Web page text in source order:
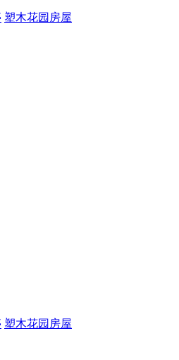
塑木花园房屋
塑木花园房屋